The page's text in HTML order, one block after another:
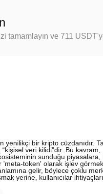
tamamlayın ve 711
yenilikçi bir kripto cüzdanıdır.
veri kilidi"dir. Bu
sunduğu
token' olarak işlev
gelir, böylece çoklu
yerine, kullanıcılar